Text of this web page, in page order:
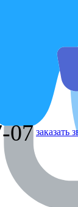
07 заказать